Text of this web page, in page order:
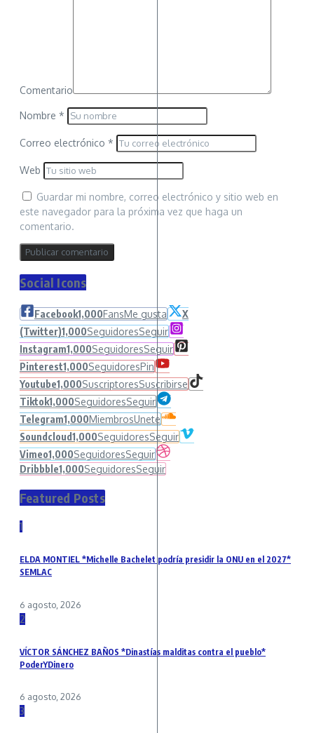
Comentario
Nombre *
Correo electrónico *
Web
Guardar mi nombre, correo electrónico y sitio web en
este navegador para la próxima vez que haga un
comentario.
Social Icons
Facebook1,000FansMe gusta
X
(Twitter)1,000SeguidoresSeguir
Instagram1,000SeguidoresSeguir
Pinterest1,000SeguidoresPin
Youtube1,000SuscriptoresSuscribirse
Tiktok1,000SeguidoresSeguir
Telegram1,000MiembrosUnete
Soundcloud1,000SeguidoresSeguir
Vimeo1,000SeguidoresSeguir
Dribbble1,000SeguidoresSeguir
Featured Posts
1
ELDA MONTIEL *Michelle Bachelet podría presidir la ONU en el 2027*
SEMLAC
6 agosto, 2026
2
VÍCTOR SÁNCHEZ BAÑOS *Dinastías malditas contra el pueblo*
PoderYDinero
6 agosto, 2026
3